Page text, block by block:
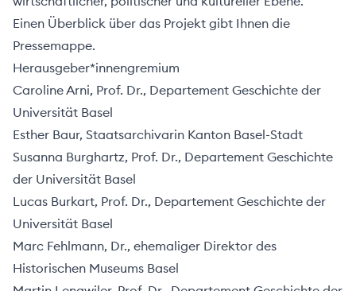
melden
Einen Überblick über das Projekt gibt Ihnen die
Pressemappe.
Herausgeber*innengremium
Caroline Arni, Prof. Dr., Departement Geschichte der
Universität Basel
Esther Baur, Staatsarchivarin Kanton Basel-Stadt
Susanna Burghartz, Prof. Dr., Departement Geschichte
der Universität Basel
Lucas Burkart, Prof. Dr., Departement Geschichte der
Universität Basel
Marc Fehlmann, Dr., ehemaliger Direktor des
Historischen Museums Basel